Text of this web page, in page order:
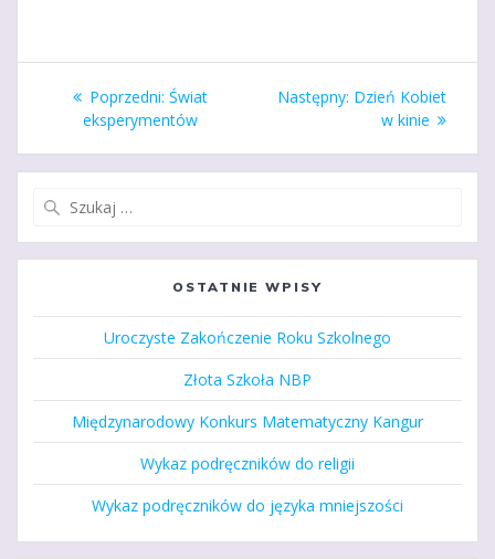
Nawigacja
wpisu
Poprzedni: Poprzedni
wpis:
Świat
eksperymentów
Następny: Następny
wpis:
Dzień Kobiet
w kinie
OSTATNIE WPISY
Uroczyste Zakończenie Roku Szkolnego
Złota Szkoła NBP
Międzynarodowy Konkurs Matematyczny Kangur
Wykaz podręczników do religii
Wykaz podręczników do języka mniejszości